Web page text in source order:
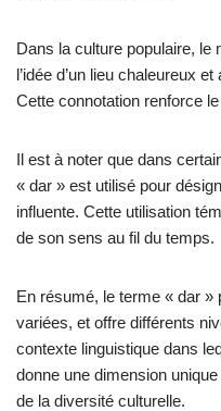
Dans la culture populaire,
l’idée d’un lieu chaleureux
Cette connotation renforce
Il est à noter que dans
« dar » est utilisé pour
influente. Cette utilisation
de son sens au fil du temps.
En résumé, le terme « dar
variées, et offre différents
contexte linguistique dans
donne une dimension
de la diversité culturelle.